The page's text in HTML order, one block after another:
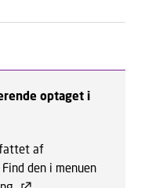
optaget i
af
den i menuen